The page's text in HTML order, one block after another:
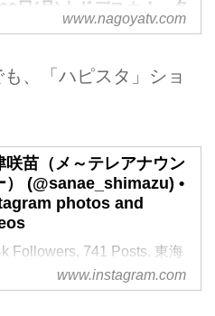
日(月)｜ドデスカ！ - 名
テレビ【メ～テレ】
www.nagoyatv.com
、「ハピスタ」ショ
咲苗（メ～テレアナウン
） (@sanae_shimazu) •
photos and
Followers, 741 Posts. 東海
のアナウンサー、入社3年目
www.instagram.com